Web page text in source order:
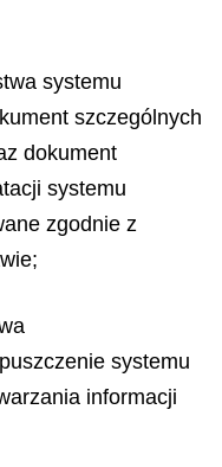
systemu
szczególnych
dokument
systemu
zgodnie z
systemu
informacji